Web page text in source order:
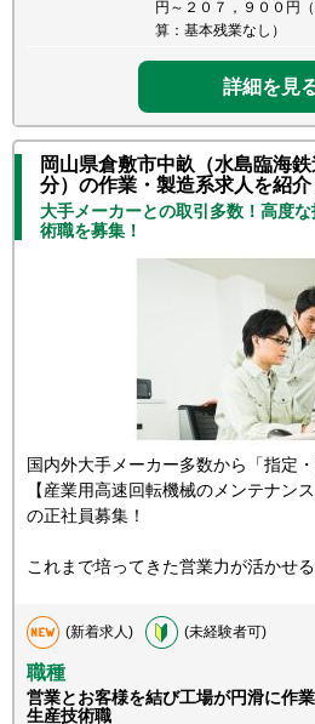
円～２０７，９００円
算：基本残業なし）
詳細を見
岡山県倉敷市中畝（水島臨海
分）の作業・製造系求人を紹
大手メーカーとの取引多数！高度
術職を募集！
国内外大手メーカー多数から「指定
【産業用高速回転機械のメンテナン
の正社員募集！
これまで培ってきた営業力が活かせ
(新着求人) (未経験者可)
職種
営業とお客様を結び工場が円滑に作
生産技術職